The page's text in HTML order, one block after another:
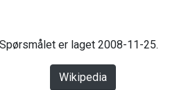
er laget 2008-11-25.
Wikipedia